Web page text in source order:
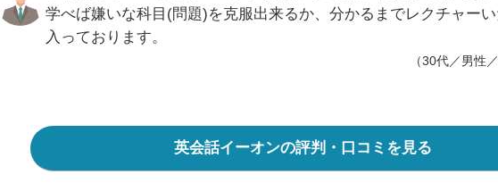
学べば嫌いな科目(問題)を克服出来るか、分かるまでレクチャー
入っております。
（30代／男性
英会話イーオンの評判・口コミを見る